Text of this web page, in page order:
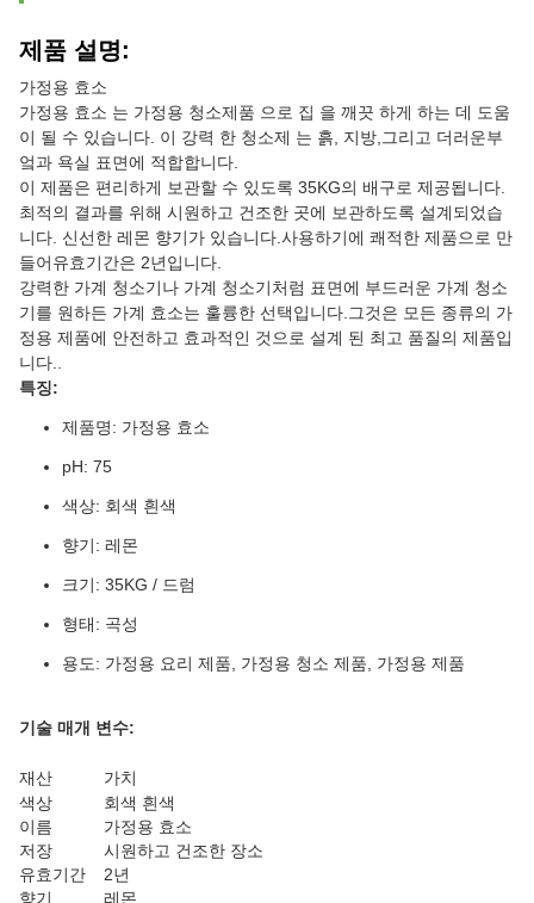
제품 설명:
가정용 효소
가정용 효소 는 가정용 청소제품 으로 집 을 깨끗 하게 하는 데 도움
이 될 수 있습니다. 이 강력 한 청소제 는 흙, 지방,그리고 더러운부
엌과 욕실 표면에 적합합니다.
이 제품은 편리하게 보관할 수 있도록 35KG의 배구로 제공됩니다.
최적의 결과를 위해 시원하고 건조한 곳에 보관하도록 설계되었습
니다. 신선한 레몬 향기가 있습니다.사용하기에 쾌적한 제품으로 만
들어유효기간은 2년입니다.
강력한 가계 청소기나 가계 청소기처럼 표면에 부드러운 가계 청소
기를 원하든 가계 효소는 훌륭한 선택입니다.그것은 모든 종류의 가
정용 제품에 안전하고 효과적인 것으로 설계 된 최고 품질의 제품입
니다..
특징:
제품명: 가정용 효소
pH: 75
색상: 회색 흰색
향기: 레몬
크기: 35KG / 드럼
형태: 곡성
용도: 가정용 요리 제품, 가정용 청소 제품, 가정용 제품
기술 매개 변수:
재산
가치
색상
회색 흰색
이름
가정용 효소
저장
시원하고 건조한 장소
유효기간
2년
향기
레몬